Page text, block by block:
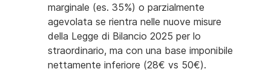
marginale (es. 35%) o parzialmente
agevolata se rientra nelle nuove misure
della Legge di Bilancio 2025 per lo
straordinario, ma con una base imponibile
nettamente inferiore (28€ vs 50€).